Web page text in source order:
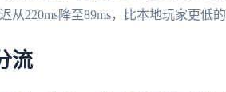
从220ms降至89ms，比本地玩家更低
流